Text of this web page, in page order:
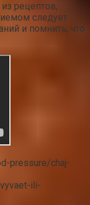
рецептов,
следует
и помнить, что
pressure/chaj-
ili-